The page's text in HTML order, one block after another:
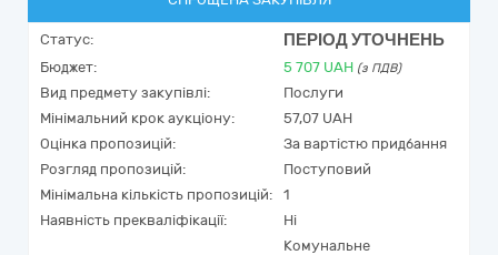
Статус: ПЕРІОД УТОЧНЕНЬ
Бюджет: 5 707 UAH (з ПДВ)
Вид предмету закупівлі:
Послуги
Мінімальний крок аукціону:
57,07 UAH
Оцінка пропозицій:
За вартістю придбання
Розгляд пропозицій:
Поступовий
Мінімальна кількість пропозицій:
1
Наявність прекваліфікації:
Ні
Комунальне